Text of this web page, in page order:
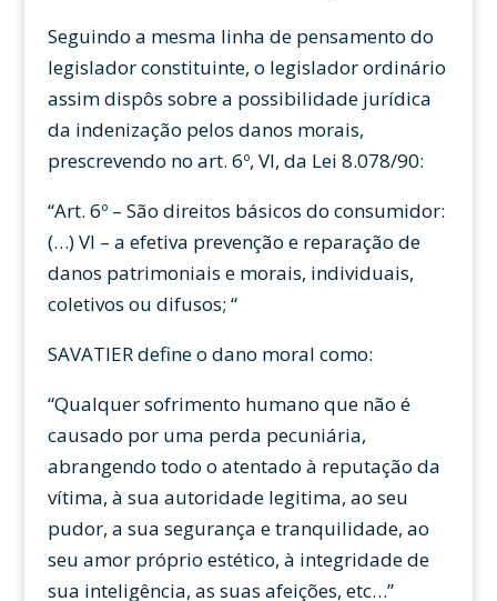
Seguindo a mesma linha de pensamento do
legislador constituinte, o legislador ordinário
assim dispôs sobre a possibilidade jurídica
da indenização pelos danos morais,
prescrevendo no art. 6º, VI, da Lei 8.078/90:
“Art. 6º – São direitos básicos do consumidor:
(…) VI – a efetiva prevenção e reparação de
danos patrimoniais e morais, individuais,
coletivos ou difusos; “
SAVATIER define o dano moral como:
“Qualquer sofrimento humano que não é
causado por uma perda pecuniária,
abrangendo todo o atentado à reputação da
vítima, à sua autoridade legitima, ao seu
pudor, a sua segurança e tranquilidade, ao
seu amor próprio estético, à integridade de
sua inteligência, as suas afeições, etc…”